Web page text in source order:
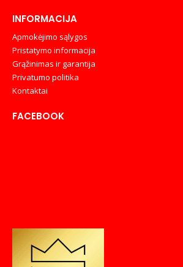
INFORMACIJA
Apmokėjimo sąlygos
Pristatymo informacija
Grąžinimas ir garantija
Privatumo politika
Kontaktai
FACEBOOK